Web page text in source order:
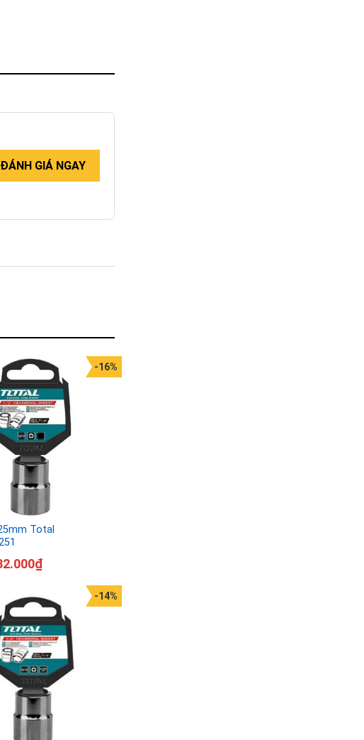
ĐÁNH GIÁ NGAY
Total
-16%
₫
-14%